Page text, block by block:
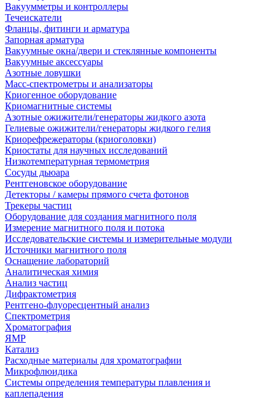
Вакуумметры и контроллеры
Течеискатели
Фланцы, фитинги и арматура
Запорная арматура
Вакуумные окна/двери и стеклянные компоненты
Вакуумные аксессуары
Азотные ловушки
Масс-спектрометры и анализаторы
Криогенное оборудование
Криомагнитные системы
Азотные ожижители/генераторы жидкого азота
Гелиевые ожижители/генераторы жидкого гелия
Криорефрежераторы (криоголовки)
Криостаты для научных исследований
Низкотемпературная термометрия
Сосуды дьюара
Рентгеновское оборудование
Детекторы / камеры прямого счета фотонов
Трекеры частиц
Оборудование для создания магнитного поля
Измерение магнитного поля и потока
Исследовательские системы и измерительные модули
Источники магнитного поля
Оснащение лабораторий
Аналитическая химия
Анализ частиц
Дифрактометрия
Рентгено-флуоресцентный анализ
Спектрометрия
Хроматография
ЯМР
Катализ
Расходные материалы для хроматографии
Микрофлюидика
Системы определения температуры плавления и
каплепадения